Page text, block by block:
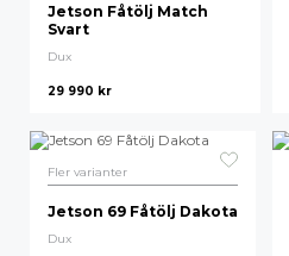
Jetson Fåtölj Match
Svart
Dux
29 990 kr
Fler varianter
Jetson 69 Fåtölj Dakota
Dux